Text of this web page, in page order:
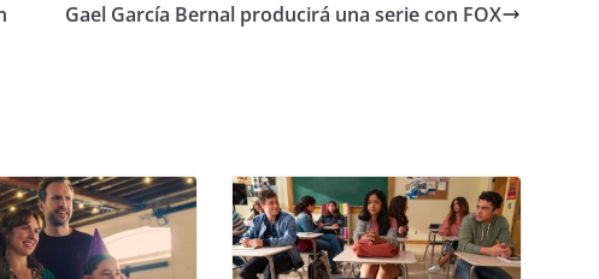
Gael García Bernal producirá una serie con FOX